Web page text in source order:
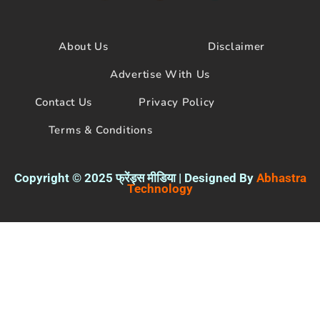
c
o
i
u
e
About Us
Disclaimer
Advertise With Us
Contact Us
Privacy Policy
Terms & Conditions
Copyright © 2025 फ्रेंड्स मीडिया | Designed By Abhastra
Technology